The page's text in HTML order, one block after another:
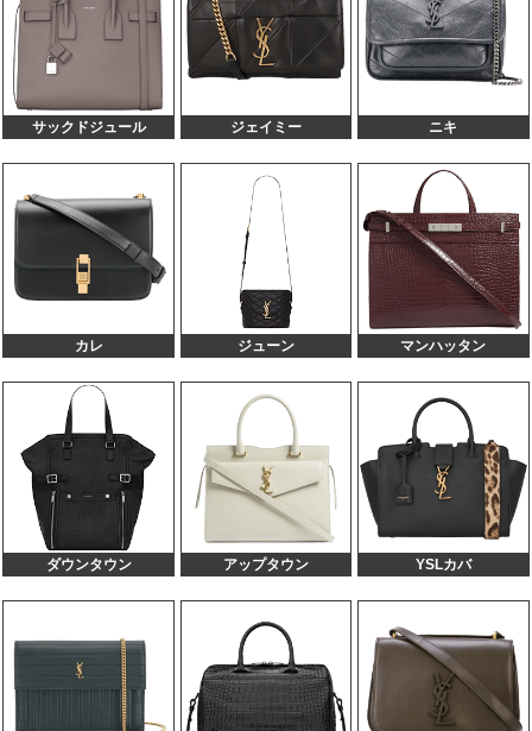
533037 ニキ チェーンショルダーバッグ ピン
ク レザー
130,000円 100,000円
498779 サンセット チェーンショルダーバッグ
ブラック レザー
130,000円 100,000円
472469 ベイビーカバス グレー レザー 130,000円
100,000円
442906 サンセット ミディアム
130,000円
100,000円
436834 ダウンタウンカバス ショルダーバッグ
シルバー金具・グレー レザー クロコ
100,000円
436832 ダウンタウンカバス 2WAY ブラック
レザー
130,000円 100,000円
428056 カレッジ ブルー ミディアム レザー 130,000円
100,000円
424868 ダウンタウンカバス ブラック レザー/
130,000円 100,000円
452159 ケイト チェーンショルダーバッグ ブ
125,000円 100,000円
442906 サンセット チェーンショルダーバッグ
グレー ミディアム レザー
100,000円
421863 サックドジュールベイビー 黒 レザー 125,000円
100,000円
635346ベイビーダウンタウンカバス グレージ
ュ レザー
120,000円 90,000円
557653 アップタウン ブラック ゴールド金具
カーフ
120,000円 90,000円
レザー
440115 カレッジ ネイビー シルバー金具 レザ
120,000円 90,000円
421859 サックドジュール ナノ 黒 レザー 120,000円
90,000円
485019 サックドジュールナノ グレー レザー
110,000円
80,000円
サックドジュール ジェイミー ニキ
カレ ジューン マンハッタン
ダウンタウン アップタウン YSLカバ